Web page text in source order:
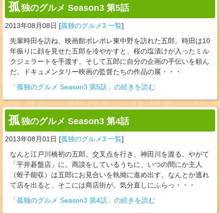
孤独のグルメ Season3 第5話
2013年08月08日 [孤独のグルメ3 一覧]
先輩時田を訪ね、映画館ポレポレ東中野を訪れた五郎。時田は10
年振りに顔を見せた五郎を冷やかすと、桜の塩漬けが入ったミル
クジェラートを手渡す。そして五郎に自分の企画の手伝いを頼ん
だ。ドキュメンタリー映画の監督たちの作品の展・・・
「孤独のグルメ Season3 第5話」の続きを読む
孤独のグルメ Season3 第4話
2013年08月01日 [孤独のグルメ3 一覧]
なんと江戸川橋初の五郎。交叉点を行き、神田川を渡る。やがて
「平井碁盤店」に。商談をしているうちに、いつの間にか主人
（蛭子能収）は五郎にお見合いを執拗に進め出す。なんとか逃れ
て店を出ると、そこには商店街が。気分直しにふらっ・・・
「孤独のグルメ Season3 第4話」の続きを読む